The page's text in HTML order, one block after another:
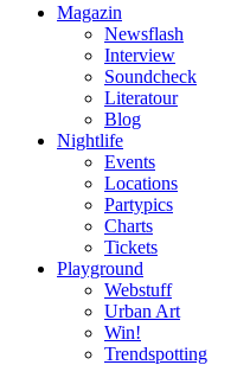
Magazin
Newsflash
Interview
Soundcheck
Literatour
Blog
Nightlife
Events
Locations
Partypics
Charts
Tickets
Playground
Webstuff
Urban Art
Win!
Trendspotting